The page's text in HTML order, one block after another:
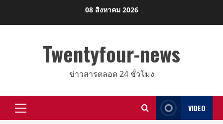
08 สิงหาคม 2026
Twentyfour-news
ข่าวสารตลอด 24 ชั่วโมง
Primary
VIDEO